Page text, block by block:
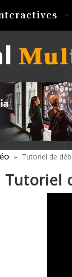
» Tutoriel de
Tutoriel